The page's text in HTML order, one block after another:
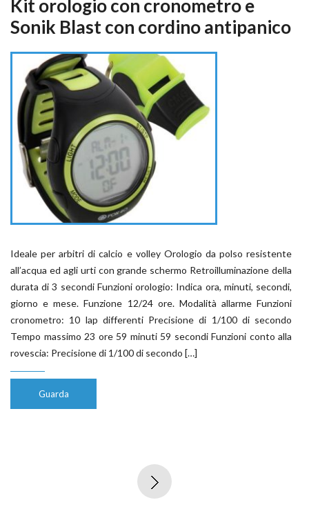
Kit orologio con cronometro e
Sonik Blast con cordino antipanico
Ideale per arbitri di calcio e volley Orologio da polso resistente
all’acqua ed agli urti con grande schermo Retroilluminazione della
durata di 3 secondi Funzioni orologio: Indica ora, minuti, secondi,
giorno e mese. Funzione 12/24 ore. Modalità allarme Funzioni
cronometro: 10 lap differenti Precisione di 1/100 di secondo
Tempo massimo 23 ore 59 minuti 59 secondi Funzioni conto alla
rovescia: Precisione di 1/100 di secondo […]
Guarda